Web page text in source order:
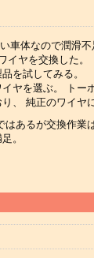
体なので潤滑
ヤを交換した。
を試してみる。
ヤを選ぶ。 ト
、 純正のワイヤ
あるが交換作業
。